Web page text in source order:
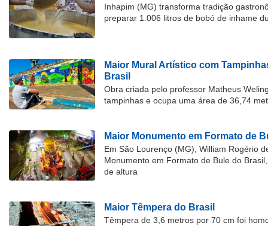
Inhapim (MG) transforma tradição
preparar 1.006 litros de bobó de inhame
Maior Mural Artístico com
Brasil
Obra criada pelo professor Matheus
tampinhas e ocupa uma área de 36,74
Maior Monumento em Formato de
Em São Lourenço (MG), William Rogério
Monumento em Formato de Bule do
de altura
Maior Têmpera do Brasil
Têmpera de 3,6 metros por 70 cm foi